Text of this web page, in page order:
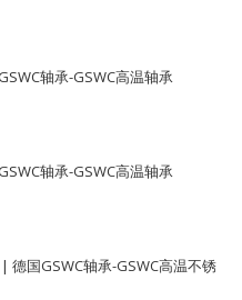
轴承-GSWC高温轴承
轴承-GSWC高温轴承
德国GSWC轴承-GSWC高温不锈